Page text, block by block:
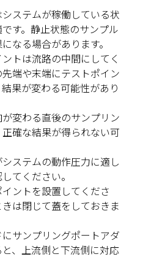
ステムが稼働している状
す。静止状態のサンプル
なる場合があります。
トは流路の中間にしてく
端や末端にテストポイン
果が変わる可能性があり
変わる直後のサンプリン
確な結果が得られない可
ステムの動作圧力に適し
てください。
ントを設置してくださ
は閉じて蓋をしておきま
サンプリングポートアダ
、上流側と下流側に対応